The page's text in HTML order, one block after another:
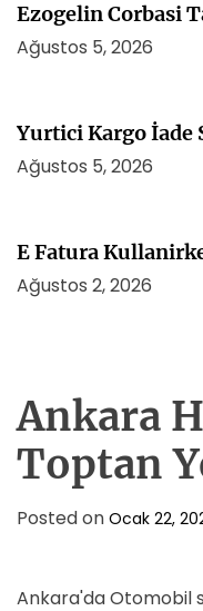
Ezogelin Corbasi
Ağustos 5, 2026
Yurtici Kargo İade
Ağustos 5, 2026
E Fatura
Ağustos 2, 2026
Ankara
Toptan
Posted on Ocak 22,
Ankara'da Otomobil